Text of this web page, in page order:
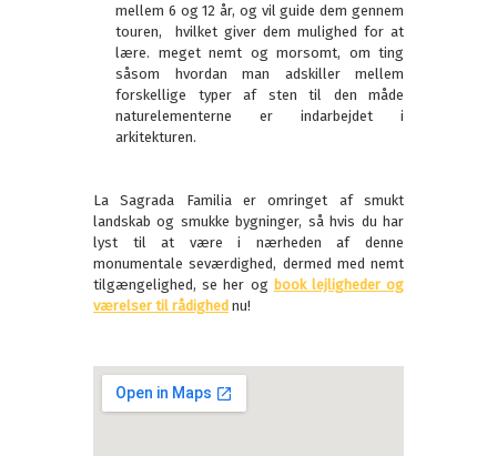
mellem 6 og 12 år, og vil guide dem gennem
touren, hvilket giver dem mulighed for at
lære. meget nemt og morsomt, om ting
såsom hvordan man adskiller mellem
forskellige typer af sten til den måde
naturelementerne er indarbejdet i
arkitekturen.
La Sagrada Familia er omringet af smukt
landskab og smukke bygninger, så hvis du har
lyst til at være i nærheden af denne
monumentale seværdighed, dermed med nemt
tilgængelighed, se her og book lejligheder og
værelser til rådighed nu!